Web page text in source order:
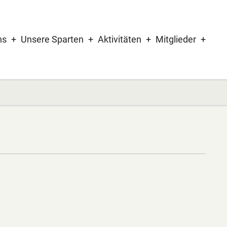
Unsere Sparten Aktivitäten Mitglieder